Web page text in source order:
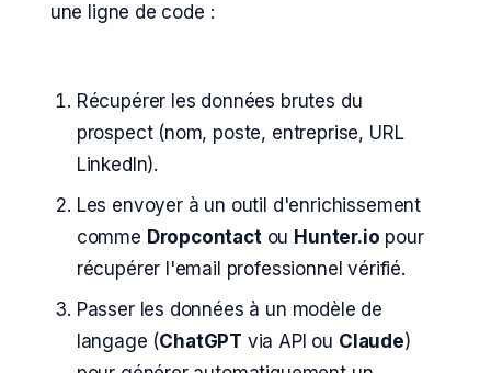
une ligne de code :
Récupérer les données brutes du
prospect (nom, poste, entreprise, URL
LinkedIn).
Les envoyer à un outil d'enrichissement
comme Dropcontactou Hunter.io pour
récupérer l'email professionnel vérifié.
Passer les données à un modèle de
langage (ChatGPT via API ou Claude)